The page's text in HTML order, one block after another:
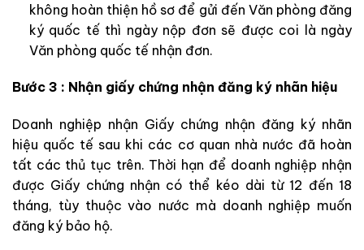
không hoàn thiện hồ sơ để gửi đến Văn phòng đăng
ký quốc tế thì ngày nộp đơn sẽ được coi là ngày
Văn phòng quốc tế nhận đơn.
Bước 3 : Nhận giấy chứng nhận đăng ký nhãn hiệu
Doanh nghiệp nhận Giấy chứng nhận đăng ký nhãn
hiệu quốc tế sau khi các cơ quan nhà nước đã hoàn
tất các thủ tục trên. Thời hạn để doanh nghiệp nhận
được Giấy chứng nhận có thể kéo dài từ 12 đến 18
tháng, tùy thuộc vào nước mà doanh nghiệp muốn
đăng ký bảo hộ.